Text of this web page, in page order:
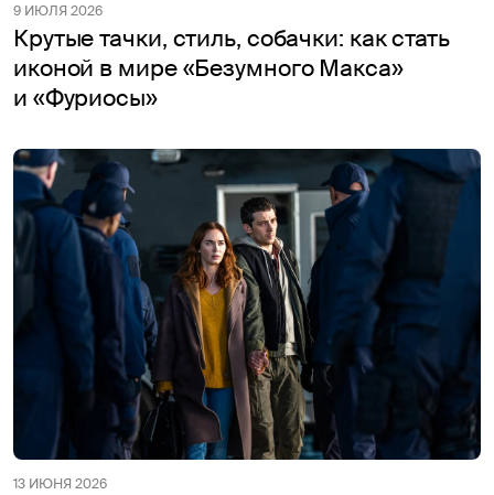
9 ИЮЛЯ 2026
Крутые тачки, стиль, собачки: как стать
иконой в мире «Безумного Макса»
и «Фуриосы»
13 ИЮНЯ 2026